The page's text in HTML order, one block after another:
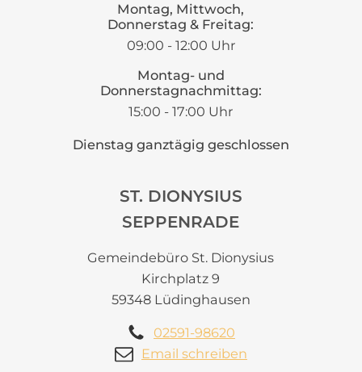
ST. DIONYSIUS
SEPPENRADE
Gemeindebüro St. Dionysius
Kirchplatz 9
59348 Lüdinghausen
02591-98620
Email schreiben
Montag, Mittwoch,
Donnerstag & Freitag:
09:00 - 12:00 Uhr
Montag- und
Donnerstagnachmittag:
15:00 - 17:00 Uhr
Dienstag ganztägig geschlossen